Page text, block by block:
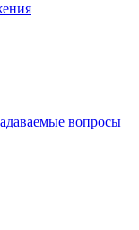
вопросы